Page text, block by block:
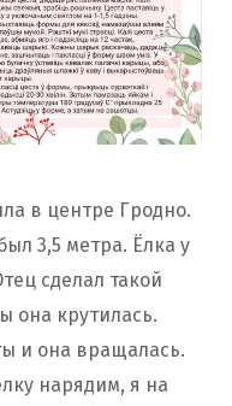
в центре Гродно.
3,5 метра. Ёлка у
сделал такой
она крутилась.
и она вращалась.
нарядим, я на